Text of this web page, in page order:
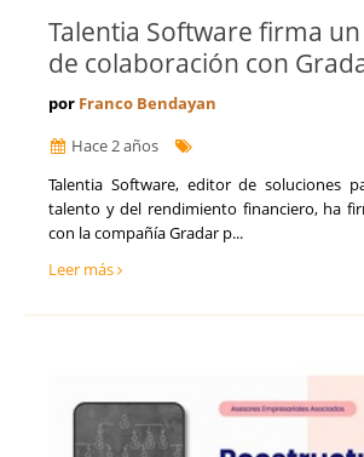
Talentia Software firma
de colaboración con
por Franco Bendayan
Hace 2 años
​Talentia Software, editor de soluciones
talento y del rendimiento financiero, ha
con la compañía Gradar p...
Leer más